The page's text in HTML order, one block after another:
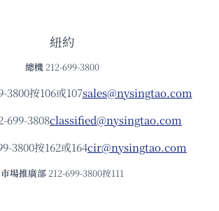
紐約
總機 212-699-3800
3800按106或107sales@nysingtao.com
699-3808classified@nysingtao.com
3800按162或164cir@nysingtao.com
市場推廣部 212-699-3800按111